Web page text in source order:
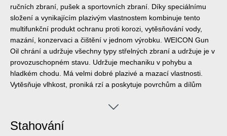
ručních zbraní, pušek a sportovních zbraní. Díky speciálnímu
složení a vynikajícím plazivým vlastnostem kombinuje tento
multifunkční produkt ochranu proti korozi, vytěsňování vody,
mazání, konzervaci a čištění v jednom výrobku. WEICON Gun
Oil chrání a udržuje všechny typy střelných zbraní a udržuje je v
provozuschopném stavu. Udržuje mechaniku v pohybu a
hladkém chodu. Má velmi dobré plazivé a mazací vlastnosti.
Vytěsňuje vlhkost, proniká rzí a poskytuje povrchům a dílům
WEICON Gun Oil čistí znečištěné kovové povrchy a zanechává
nelepí a nepřitahuje prach. Odstraňuje zbytky prachu, olova,
Stahování